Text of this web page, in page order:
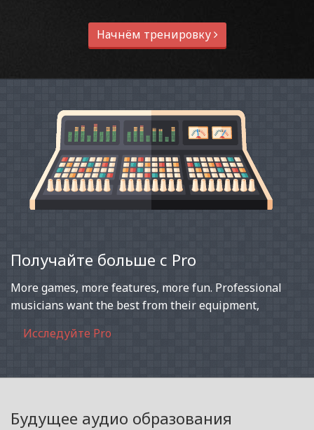
Начнём тренировку
Получайте больше с Pro
More games, more features, more fun. Professional
musicians want the best from their equipment,
Исследуйте Pro
Будущее аудио образования